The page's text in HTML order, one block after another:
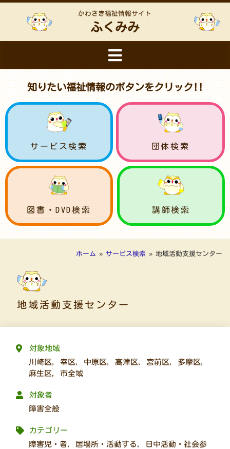
かわさき福祉情報サイト
ふくみみ
知りたい福祉情報のボタンをクリック!!
サービス検索 団体検索
図書・DVD検索 講師検索
ホーム » サービス検索 » 地域活動支援センター
地域活動支援センター
対象地域
川崎区,幸区, 中原区,高津区, 宮前区, 多摩区,
麻生区,市全域
対象者
障害全般
カテゴリー
障害児・者, 居場所・活動する,
日中活動・社会参